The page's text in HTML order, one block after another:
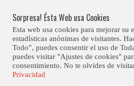
content
Club Contest.
Sorpresa! Ésta Web usa Cookies
Esta web usa cookies para mejorar su
estadísticas anónimas de visitantes.
Todo”, puedes consentir el uso de
puedes visitar "Ajustes de cookies"
consentimiento. No te olvides de
Privacidad